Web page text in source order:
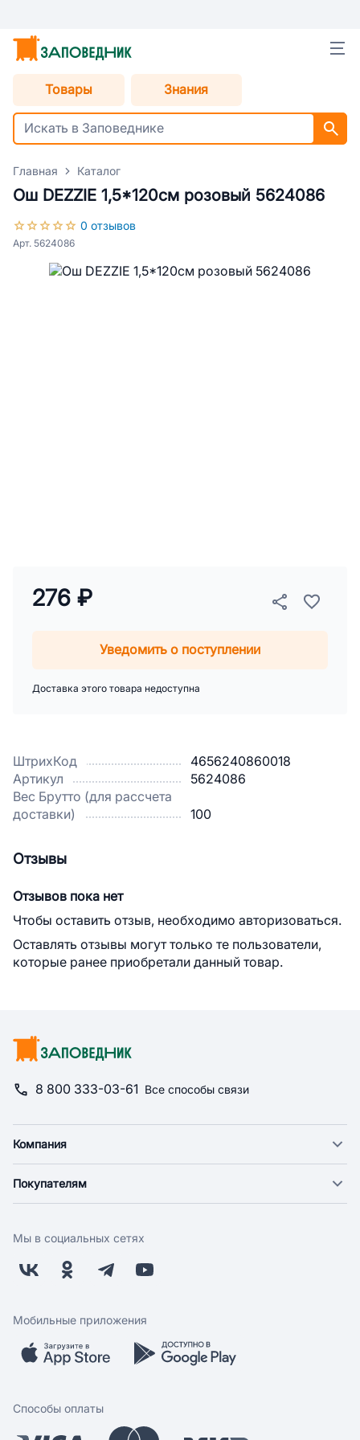
Товары Знания
Главная Каталог
Ош DEZZIE 1,5*120см розовый 5624086
0 отзывов
Арт. 5624086
ШтрихКод
4656240860018
Артикул
5624086
Вес Брутто (для рассчета
доставки)
100
276 ₽
Уведомить о поступлении
Доставка этого товара недоступна
Отзывы
Отзывов пока нет
Чтобы оставить отзыв, необходимо авторизоваться.
Оставлять отзывы могут только те пользователи,
которые ранее приобретали данный товар.
8 800 333-03-61 Все способы связи
Компания
Новости
Поставщикам
Заводчикам
Обратная связь
Покупателям
Оплата
Бонусная программа
Скидки и акции
Мобильное приложение
Мы в социальных сетях
Мобильные приложения
Способы оплаты